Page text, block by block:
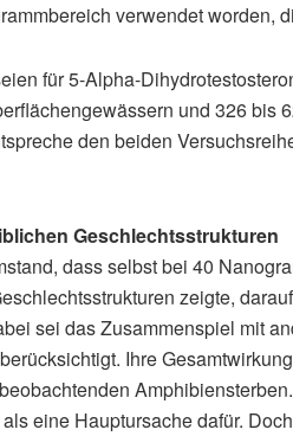
verwendet worden,
für 5-Alpha-
und 326 bis
den beiden
Geschlechtsstrukturen
dass selbst bei 40
zeigte,
sei das Zusammenspiel mit
Ihre
eine Hauptursache dafür.